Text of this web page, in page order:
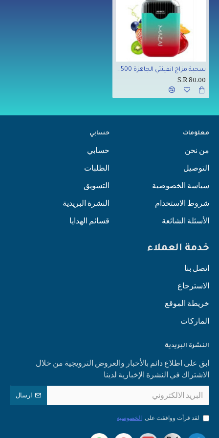
سحبة مزاج انفينتي الجاهزة 4500 بف الفواكه الاستوائيه
S.R 80.00
معلومات
من نحن
التوصيل
سياسة الخصوصية
شروط الاستخدام
الأسئلة الشائعة
حسابي
حسابي
الطلبات
التسويق
النشرة البريدية
قسائم الهدايا
خدمة العملاء
اتصل بنا
الاسترجاع
خريطة الموقع
الماركات
النشرة البريدية
ابق على اطلاع دائم بالأخبار والعروض الترويجية من خلال
الاشتراك في النشرة الإخبارية لدينا
ارسال
لقد قرأت ووافقت على الخصوصية